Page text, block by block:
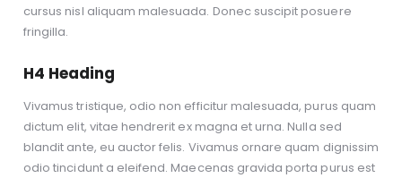
cursus nisl aliquam malesuada. Donec suscipit posuere
fringilla.
H4 Heading
Vivamus tristique, odio non efficitur malesuada, purus quam
dictum elit, vitae hendrerit ex magna et urna. Nulla sed
blandit ante, eu auctor felis. Vivamus ornare quam dignissim
odio tincidunt a eleifend. Maecenas gravida porta purus est